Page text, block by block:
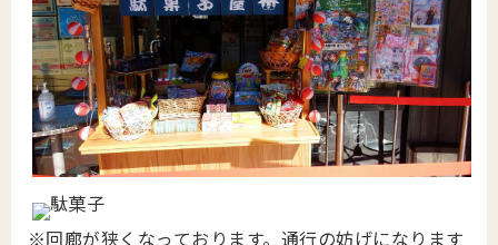
※回廊が狭くなっております。通行の妨げになります